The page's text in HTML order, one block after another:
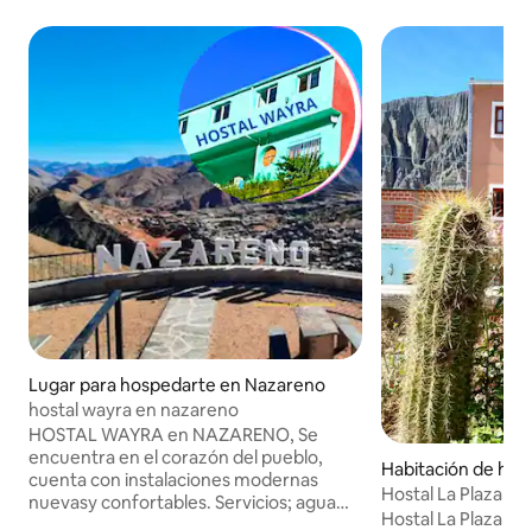
Lugar para hospedarte en Nazareno
hostal wayra en nazareno
HOSTAL WAYRA en NAZARENO, Se
encuentra en el corazón del pueblo,
cuenta con instalaciones modernas
nuevasy confortables. Servicios; agua
Habitación de
Hostal La Plaza